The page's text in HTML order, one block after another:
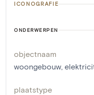
ICONOGRAFIE
ONDERWERPEN
objectnaam
woongebouw,
plaatstype